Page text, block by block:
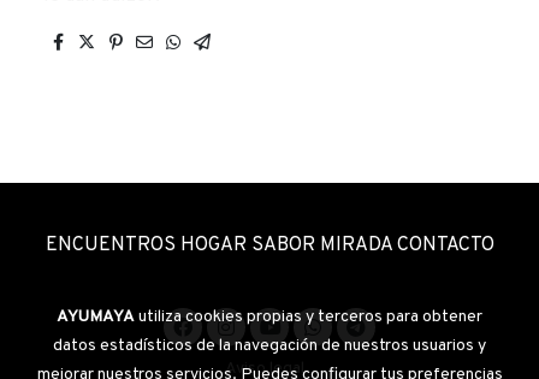
ENCUENTROS HOGAR SABOR MIRADA CONTACTO
Aviso legal
AYUMAYAutiliza cookies propias y terceros para obtener
datos estadísticos de la navegación de nuestros usuarios y
mejorar nuestros servicios. Puedes configurar tus preferencias